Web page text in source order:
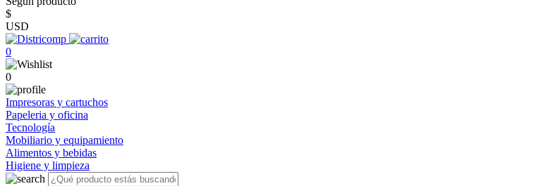
$
USD
0
0
Impresoras y cartuchos
Papeleria y oficina
Tecnología
Mobiliario y equipamiento
Alimentos y bebidas
Higiene y limpieza